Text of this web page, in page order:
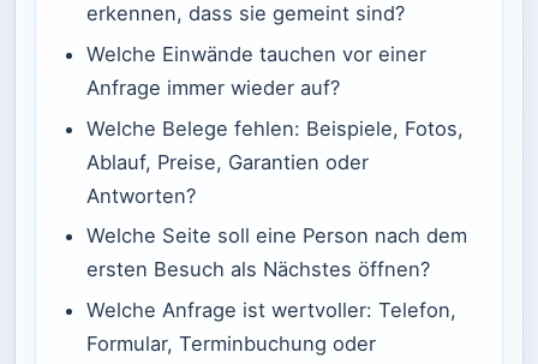
erkennen, dass sie gemeint sind?
Welche Einwände tauchen vor einer
Anfrage immer wieder auf?
Welche Belege fehlen: Beispiele, Fotos,
Ablauf, Preise, Garantien oder
Antworten?
Welche Seite soll eine Person nach dem
ersten Besuch als Nächstes öffnen?
Welche Anfrage ist wertvoller: Telefon,
Formular, Terminbuchung oder